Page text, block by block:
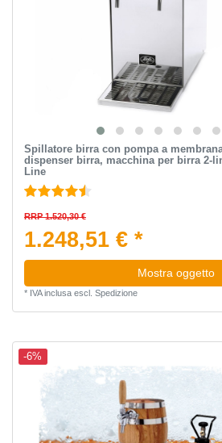
Spillatore birra con pompa a
dispenser birra, macchina per birra 2-
Line
RRP 1.520,30 €
1.248,51 € *
Mostra oggetto
* IVA inclusaescl. Spedizione
-6%